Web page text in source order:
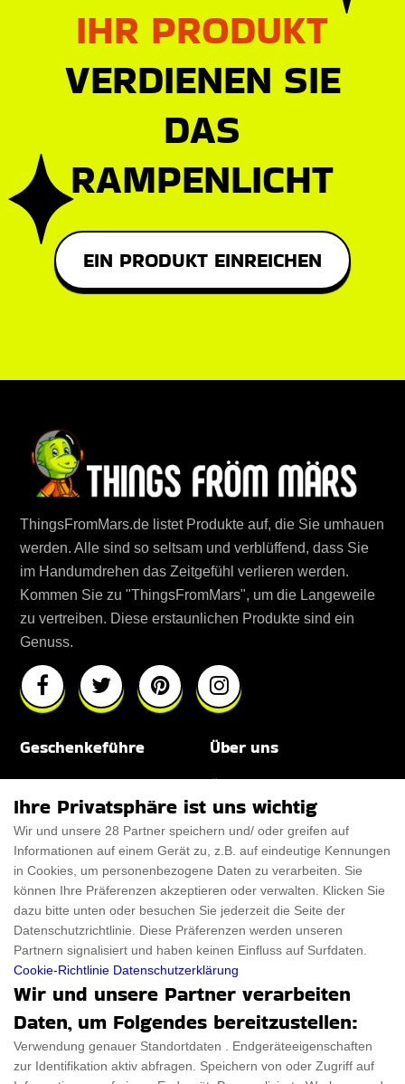
IHR PRODUKT
VERDIENEN SIE
DAS
RAMPENLICHT
EIN PRODUKT EINREICHEN
ThingsFromMars.de listet Produkte auf, die Sie umhauen
werden. Alle sind so seltsam und verblüffend, dass Sie
im Handumdrehen das Zeitgefühl verlieren werden.
Kommen Sie zu "ThingsFromMars", um die Langeweile
zu vertreiben. Diese erstaunlichen Produkte sind ein
Genuss.
Geschenkeführe
Für Haustiere
ThanksGiving
Über uns
Rabattcode
Trendiger Rabattcode
Black Friday
Ein Produkt einreichen
Kontakt
Ein Produkt einreichen
Geschenkeführer
Datenschutz­erklärung
Datenschutz­erklärung
Impressum
Cookies
Ihre Privatsphäre ist uns wichtig
Wir und unsere 28 Partner speichern und/ oder greifen auf
Informationen auf einem Gerät zu, z.B. auf eindeutige Kennungen
in Cookies, um personenbezogene Daten zu verarbeiten. Sie
können Ihre Präferenzen akzeptieren oder verwalten. Klicken Sie
dazu bitte unten oder besuchen Sie jederzeit die Seite der
Datenschutzrichtlinie. Diese Präferenzen werden unseren
Partnern signalisiert und haben keinen Einfluss auf Surfdaten.
Cookie-Richtlinie Datenschutzerklärung
Wir und unsere Partner verarbeiten
Daten, um Folgendes bereitzustellen:
Verwendung genauer Standortdaten . Endgeräteeigenschaften
zur Identifikation aktiv abfragen. Speichern von oder Zugriff auf